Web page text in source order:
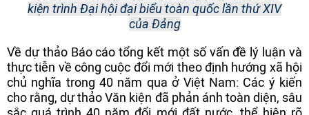
kiện trình Đại hội đại biểu toàn quốc lần thứ XIV
của Đảng
Về dự thảo Báo cáo tổng kết một số vấn đề lý luận và
thực tiễn về công cuộc đổi mới theo định hướng xã hội
chủ nghĩa trong 40 năm qua ở Việt Nam: Các ý kiến
cho rằng, dự thảo Văn kiện đã phản ánh toàn diện, sâu